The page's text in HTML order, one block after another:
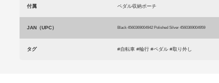
付属 ペダル収納ポーチ
JAN（UPC） Black 4560369004942 Polished Silver 4560369004959
タグ #自転車 #輪行 #ペダル #取り外し